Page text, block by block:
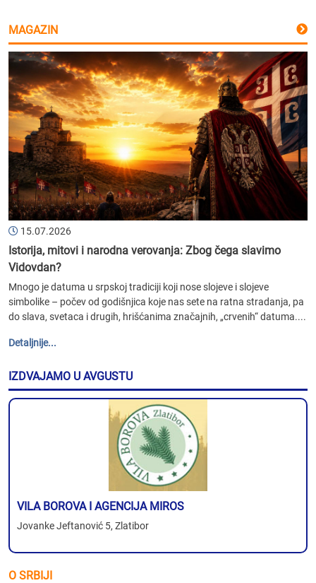
MAGAZIN
15.07.2026
Istorija, mitovi i narodna verovanja: Zbog čega slavimo
Vidovdan?
Mnogo je datuma u srpskoj tradiciji koji nose slojeve i slojeve
simbolike – počev od godišnjica koje nas sete na ratna stradanja, pa
do slava, svetaca i drugih, hrišćanima značajnih, „crvenih“ datuma....
Detaljnije...
IZDVAJAMO U AVGUSTU
VILA BOROVA I AGENCIJA MIROS
Jovanke Jeftanović 5, Zlatibor
O SRBIJI